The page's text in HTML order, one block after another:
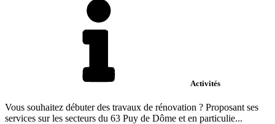
Activités
Vous souhaitez débuter des travaux de rénovation ? Proposant ses
services sur les secteurs du 63 Puy de Dôme et en particulie...